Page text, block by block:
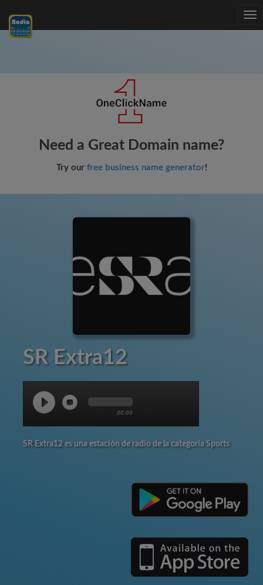
Need a Great Domain name?
Try our free business name generator!
SR Extra12
00:00
SR Extra12 es una estación de radio de la categoría Sports